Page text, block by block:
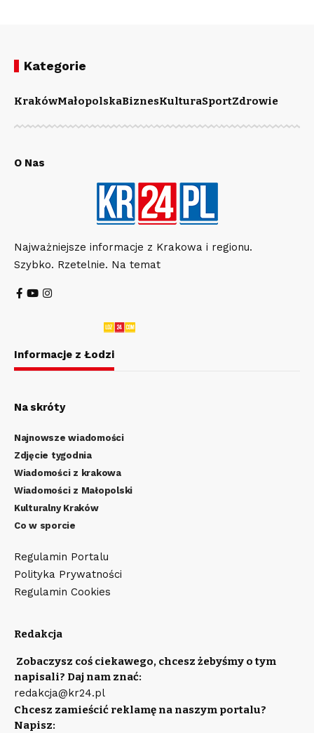
Kategorie
KrakówMałopolskaBiznesKulturaSportZdrowie
O Nas
Najważniejsze informacje z Krakowa i regionu.
Szybko. Rzetelnie. Na temat
Informacje z Łodzi
Na skróty
Najnowsze wiadomości
Zdjęcie tygodnia
Wiadomości z krakowa
Wiadomości z Małopolski
Kulturalny Kraków
Co w sporcie
Regulamin Portalu
Polityka Prywatności
Regulamin Cookies
Redakcja
Zobaczysz coś ciekawego, chcesz żebyśmy o tym
napisali? Daj nam znać:
redakcja@kr24.pl
Chcesz zamieścić reklamę na naszym portalu?
Napisz: